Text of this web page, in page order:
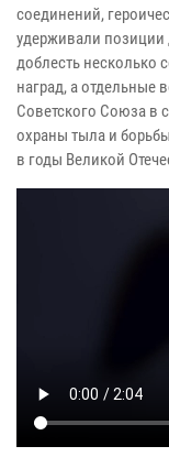
соединений,
удерживали позиции
доблесть несколько
наград, а отдельные
Советского Союза в
охраны тыла и
в годы Великой